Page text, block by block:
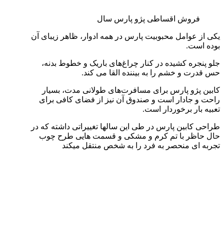
فروش اقساطی پژو پارس سال
یکی از عوامل محبوبیت پارس در همه ادوار، ظاهر زیبای آن
بوده است‌.
جلو پنجره کشیده در کنار چراغ‌های باریک و خطوط بدنه،
حس قدرت و خشم را به بیننده القا می کند.
کابین پژو پارس برای مسافرت‌های طولانی مدت، بسیار
راحت و جادار است و صندوق آن نیز از فضای کافی برای
تعبیه بار برخوردار است.
طراحی کابین پارس در طی این سالها تغییراتی داشته که در
حال حاظر با تم کرم و مشکی و قسمت هایی طرح چوب
تجربه ای منحصر به فرد را به شخص منتقل میکند